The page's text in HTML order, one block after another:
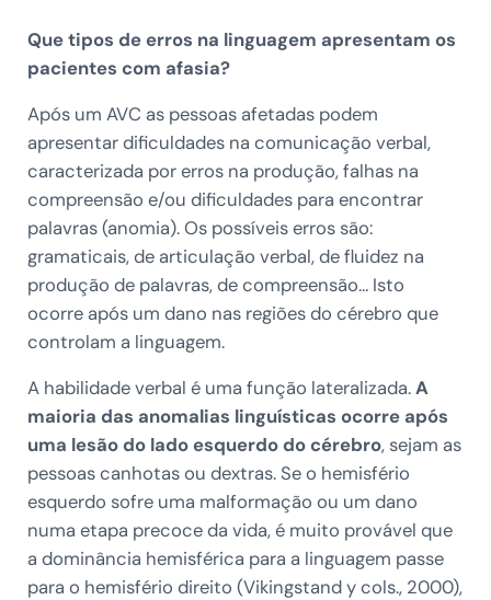
Que tipos de erros na linguagem apresentam os
pacientes com afasia?
Após um AVC as pessoas afetadas podem
apresentar dificuldades na comunicação verbal,
caracterizada por erros na produção, falhas na
compreensão e/ou dificuldades para encontrar
palavras (anomia). Os possíveis erros são:
gramaticais, de articulação verbal, de fluidez na
produção de palavras, de compreensão… Isto
ocorre após um dano nas regiões do cérebro que
controlam a linguagem.
A habilidade verbal é uma função lateralizada.A
maioria das anomalias linguísticas ocorre após
uma lesão do lado esquerdo do cérebro, sejam as
pessoas canhotas ou dextras. Se o hemisfério
esquerdo sofre uma malformação ou um dano
numa etapa precoce da vida, é muito provável que
a dominância hemisférica para a linguagem passe
para o hemisfério direito (Vikingstand y cols., 2000),